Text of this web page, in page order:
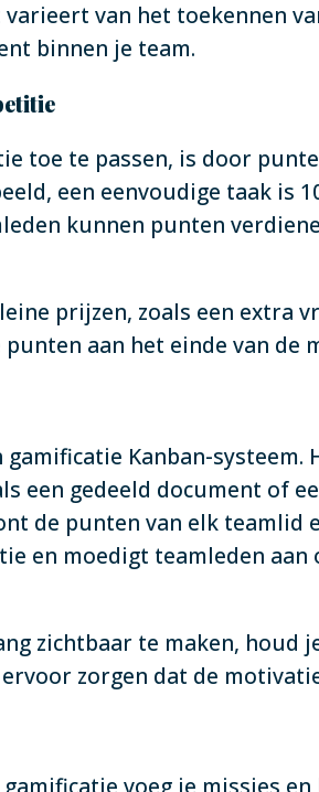
van het toekennen
binnen je team.
toe te passen, is door
een eenvoudige taak is
kunnen punten
prijzen, zoals een extra
aan het einde van de
Kanban-systeem.
een gedeeld document of
de punten van elk teamlid
en moedigt teamleden aan
zichtbaar te maken, houd
zorgen dat de